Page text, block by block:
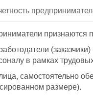
признаются
в рамках
самостоятельно
размере).